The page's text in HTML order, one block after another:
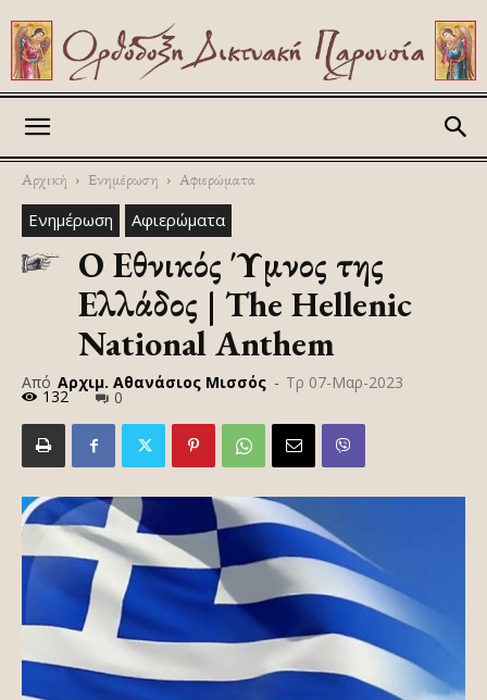
Αρχική Ενημέρωση Αφιερώματα
Ενημέρωση Αφιερώματα
Ο Εθνικός Ύμνος της
Ελλάδος | The Hellenic
National Anthem
Από Αρχιμ. Αθανάσιος Μισσός - Τρ 07-Μαρ-2023
132 0